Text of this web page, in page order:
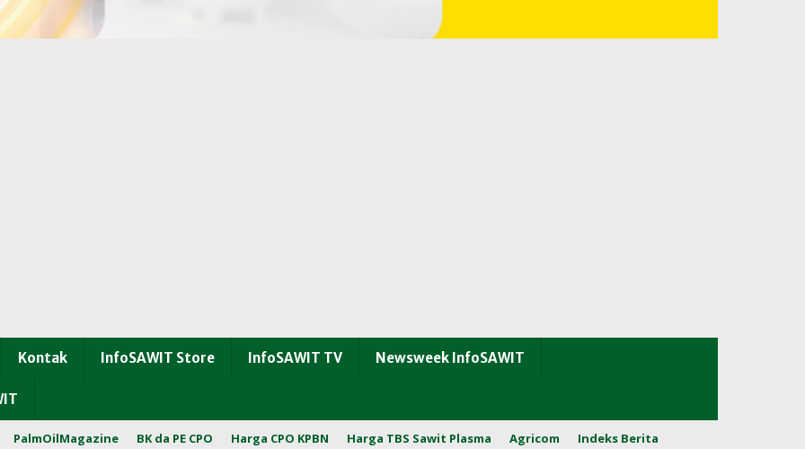
Kontak InfoSAWIT Store InfoSAWIT TV Newsweek InfoSAWIT
PalmOilMagazine BK da PE CPO Harga CPO KPBN Harga TBS Sawit Plasma Agricom Indeks Berita